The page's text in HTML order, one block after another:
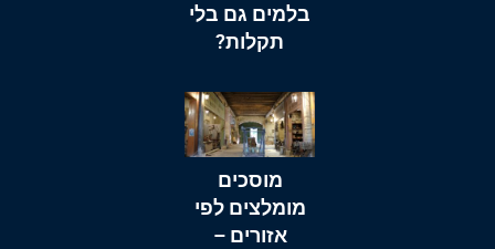
בלמים גם בלי
תקלות?
מוסכים
מומלצים לפי
אזורים –